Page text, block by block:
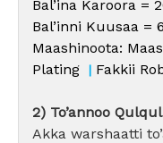
Bal’ina Karoora =
Bal’inni Kuusaa =
Maashinoota:
Plating
| Fakkii
2) To’annoo
Akka warshaatti